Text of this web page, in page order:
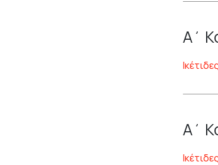
Α΄
Ικέτιδες
Α΄
Ικέτιδες